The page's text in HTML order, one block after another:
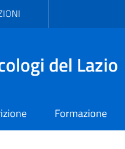
del Lazio
Formazione